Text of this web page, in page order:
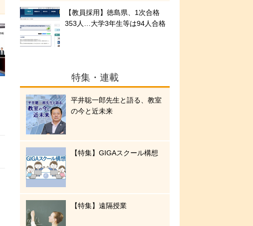
【教員採用】徳島県、1次合格
353人…大学3年生等は94人合格
特集・連載
平井聡一郎先生と語る、教室
の今と近未来
【特集】GIGAスクール構想
【特集】遠隔授業